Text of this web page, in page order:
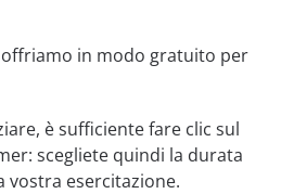
offriamo in modo gratuito per
è sufficiente fare clic sul
scegliete quindi la durata
vostra esercitazione.